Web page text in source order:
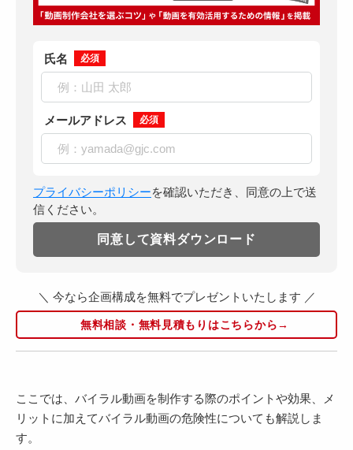
氏名 必須
メールアドレス 必須
プライバシーポリシーを確認いただき、同意の上で送
信ください。
＼ 今なら企画構成を無料でプレゼントいたします ／
無料相談・無料見積もりはこちらから→
ここでは、バイラル動画を制作する際のポイントや効果、メ
リットに加えてバイラル動画の危険性についても解説しま
す。